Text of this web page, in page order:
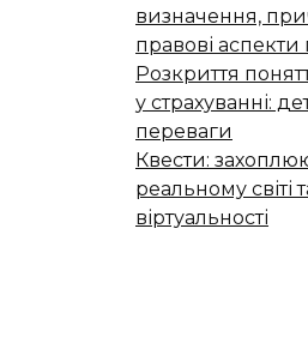
визначення,
правові
Розкриття
у страхуванні:
переваги
Квести:
реальному світі
віртуальності